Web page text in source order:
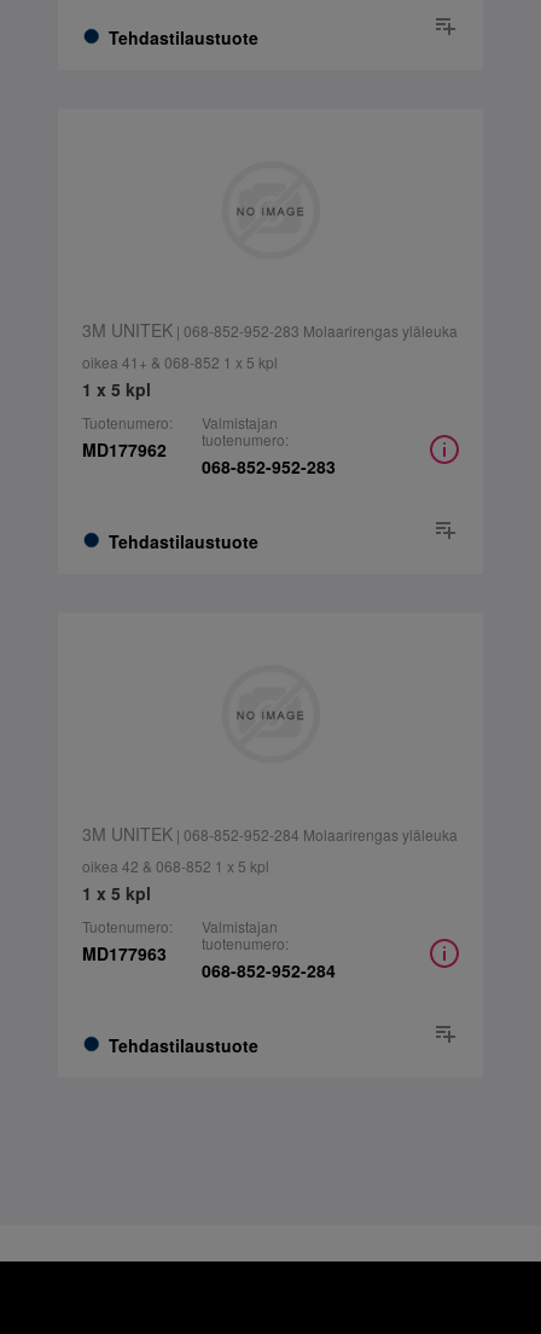
Tehdastilaustuote
3M UNITEK| 068-852-952-283 Molaarirengas yläleuka
oikea 41+ & 068-852 1 x 5 kpl
1 x 5 kpl
Tuotenumero:
MD177962
Tehdastilaustuote
Valmistajan
tuotenumero:
068-852-952-283
3M UNITEK| 068-852-952-284 Molaarirengas yläleuka
oikea 42 & 068-852 1 x 5 kpl
1 x 5 kpl
Tuotenumero:
MD177963
Tehdastilaustuote
Valmistajan
tuotenumero:
068-852-952-284